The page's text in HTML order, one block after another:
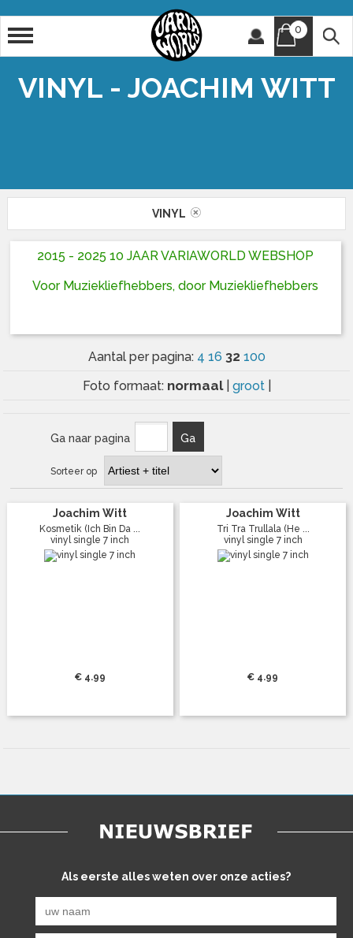
0
VINYL - JOACHIM WITT
VINYL
2015 - 2025 10 JAAR VARIAWORLD WEBSHOP
Voor Muziekliefhebbers, door Muziekliefhebbers
Aantal per pagina: 4 16 32 100
Foto formaat: normaal groot
Ga naar pagina Ga
Sorteer op
Joachim Witt
Kosmetik (Ich Bin Da ...
vinyl single 7 inch
€ 4.99
Joachim Witt
Tri Tra Trullala (He ...
vinyl single 7 inch
€ 4.99
Als eerste alles weten over onze acties?